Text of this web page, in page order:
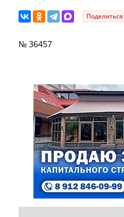
Поделиться
№ 36457